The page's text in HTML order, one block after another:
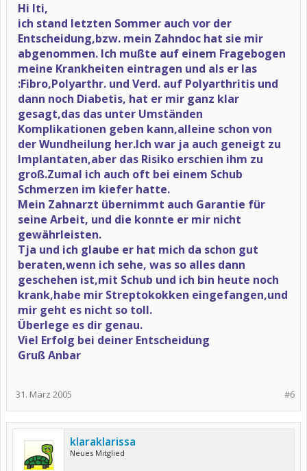
Hi Iti,
ich stand letzten Sommer auch vor der
Entscheidung,bzw. mein Zahndoc hat sie mir
abgenommen. Ich mußte auf einem Fragebogen
meine Krankheiten eintragen und als er las
:Fibro,Polyarthr. und Verd. auf Polyarthritis und
dann noch Diabetis, hat er mir ganz klar
gesagt,das das unter Umständen
Komplikationen geben kann,alleine schon von
der Wundheilung her.Ich war ja auch geneigt zu
Implantaten,aber das Risiko erschien ihm zu
groß.Zumal ich auch oft bei einem Schub
Schmerzen im kiefer hatte.
Mein Zahnarzt übernimmt auch Garantie für
seine Arbeit, und die konnte er mir nicht
gewährleisten.
Tja und ich glaube er hat mich da schon gut
beraten,wenn ich sehe, was so alles dann
geschehen ist,mit Schub und ich bin heute noch
krank,habe mir Streptokokken eingefangen,und
mir geht es nicht so toll.
Überlege es dir genau.
Viel Erfolg bei deiner Entscheidung
Gruß Anbar
#6
31. März 2005
klaraklarissa
Neues Mitglied